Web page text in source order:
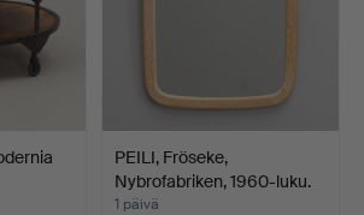
PEILI, Fröseke,
Nybrofabriken, 1960-luku.
1 päivä